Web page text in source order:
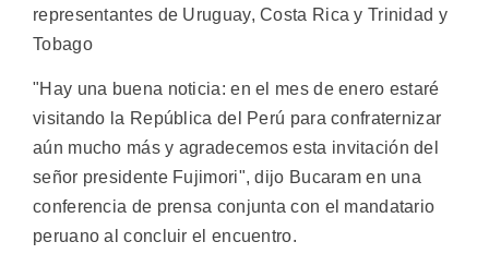
representantes de Uruguay, Costa Rica y Trinidad y
Tobago
"Hay una buena noticia: en el mes de enero estaré
visitando la República del Perú para confraternizar
aún mucho más y agradecemos esta invitación del
señor presidente Fujimori", dijo Bucaram en una
conferencia de prensa conjunta con el mandatario
peruano al concluir el encuentro.